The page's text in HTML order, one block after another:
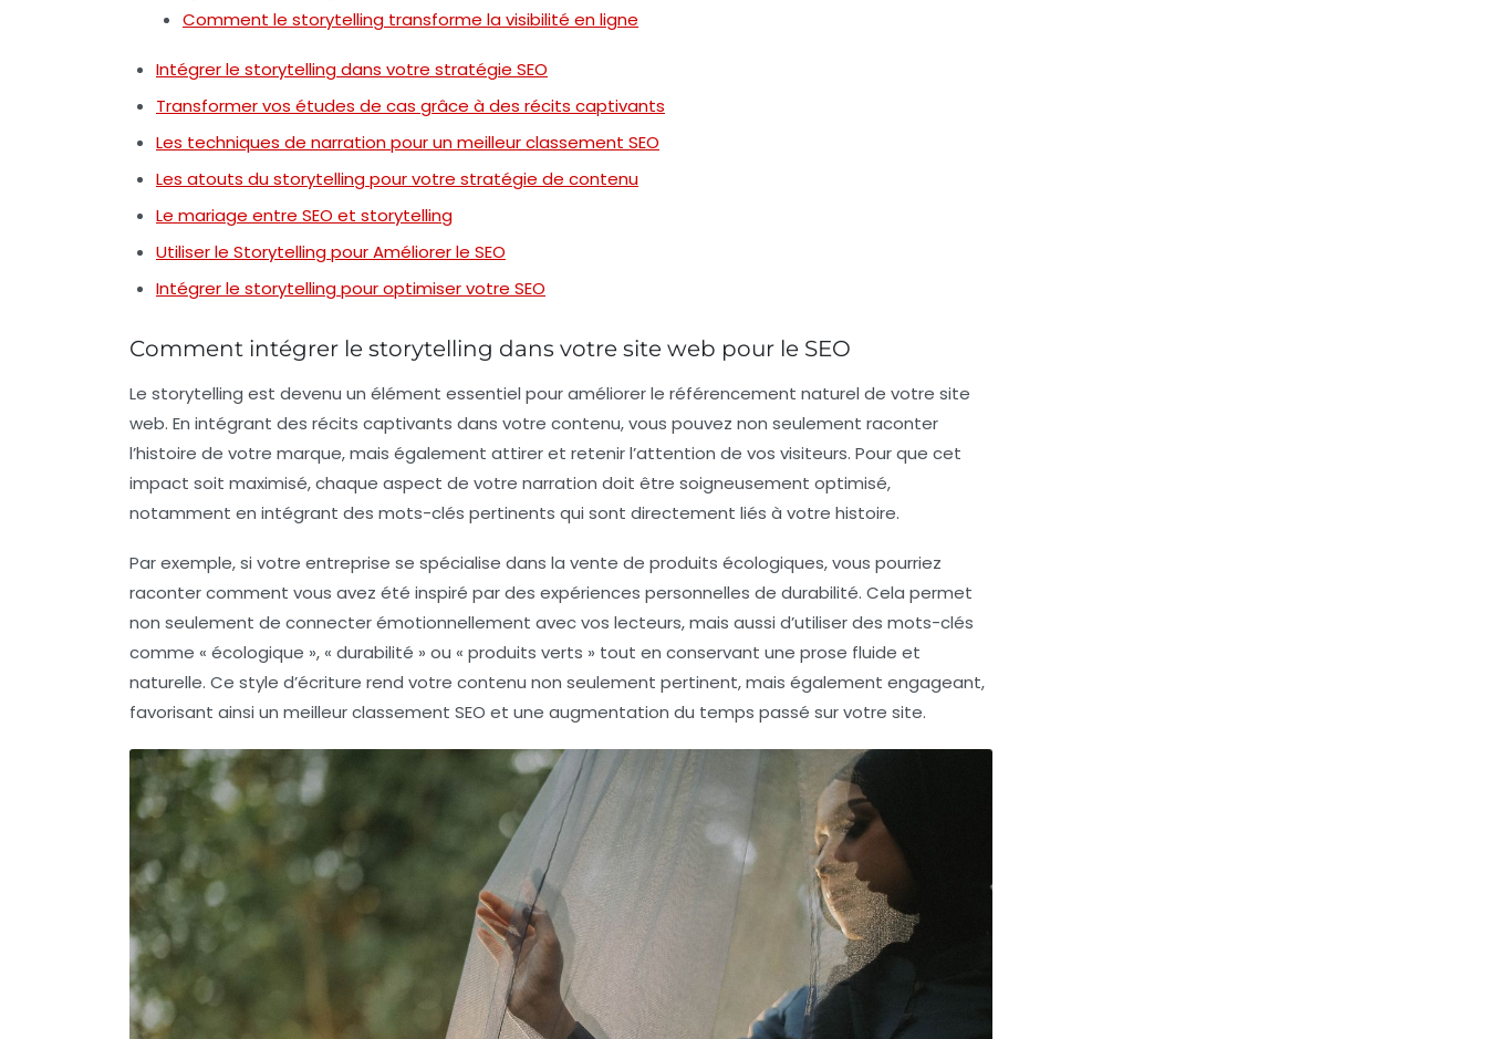
Comment le storytelling transforme la visibilité en ligne
Intégrer le storytelling dans votre stratégie SEO
Transformer vos études de cas grâce à des récits captivants
Les techniques de narration pour un meilleur classement SEO
Les atouts du storytelling pour votre stratégie de contenu
Le mariage entre SEO et storytelling
Utiliser le Storytelling pour Améliorer le SEO
Intégrer le storytelling pour optimiser votre SEO
Comment intégrer le storytelling dans votre site web pour le SEO
Le storytelling est devenu un élément essentiel pour améliorer le référencement naturel de votre site
web. En intégrant des récits captivants dans votre contenu, vous pouvez non seulement raconter
l’histoire de votre marque, mais également attirer et retenir l’attention de vos visiteurs. Pour que cet
impact soit maximisé, chaque aspect de votre narration doit être soigneusement optimisé,
notamment en intégrant des mots-clés pertinents qui sont directement liés à votre histoire.
Par exemple, si votre entreprise se spécialise dans la vente de produits écologiques, vous pourriez
raconter comment vous avez été inspiré par des expériences personnelles de durabilité. Cela permet
non seulement de connecter émotionnellement avec vos lecteurs, mais aussi d’utiliser des mots-clés
comme « écologique », « durabilité » ou « produits verts » tout en conservant une prose fluide et
naturelle. Ce style d’écriture rend votre contenu non seulement pertinent, mais également engageant,
favorisant ainsi un meilleurclassement SEO et une augmentation du temps passé sur votre site.